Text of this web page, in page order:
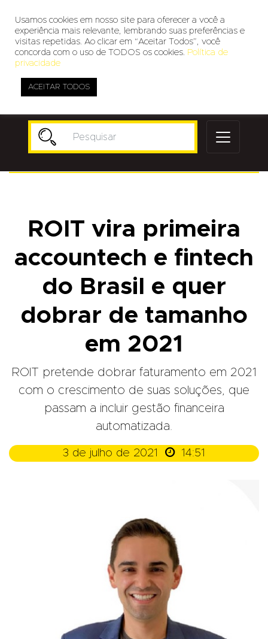
ROIT vira primeira
accountech e fintech
do Brasil e quer
dobrar de tamanho
em 2021
ROIT pretende dobrar faturamento em 2021
com o crescimento de suas soluções, que
passam a incluir gestão financeira
automatizada.
3 de julho de 2021  14:51
Usamos cookies em nosso site para oferecer a você a
experiência mais relevante, lembrando suas preferências e
visitas repetidas. Ao clicar em “Aceitar Todos”, você
concorda com o uso de TODOS os cookies. Política de
privacidade
ACEITAR TODOS